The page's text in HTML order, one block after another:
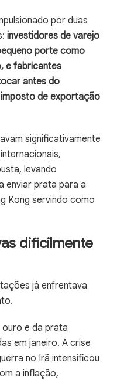
por duas
investidores de varejo
porte como
e fabricantes
antes do
de exportação
significativamente
levando
enviar prata para a
Kong servindo como
dificilmente
já enfrentava
e da prata
em janeiro. A crise
no Irã intensificou
a inflação,